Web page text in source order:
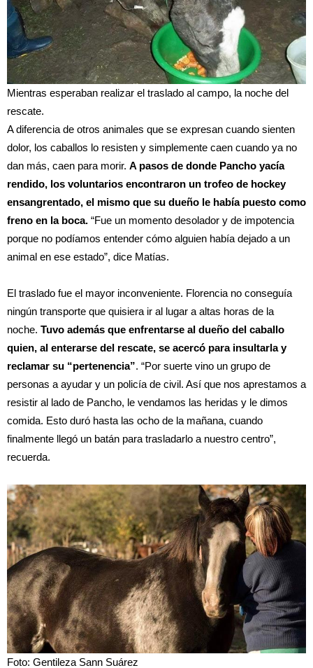
Mientras esperaban realizar el traslado al campo, la noche del
rescate.
A diferencia de otros animales que se expresan cuando sienten
dolor, los caballos lo resisten y simplemente caen cuando ya no
dan más, caen para morir. A pasos de donde Pancho yacía
rendido, los voluntarios encontraron un trofeo de hockey
ensangrentado, el mismo que su dueño le había puesto como
freno en la boca. “Fue un momento desolador y de impotencia
porque no podíamos entender cómo alguien había dejado a un
animal en ese estado”, dice Matías.
El traslado fue el mayor inconveniente. Florencia no conseguía
ningún transporte que quisiera ir al lugar a altas horas de la
noche. Tuvo además que enfrentarse al dueño del caballo
quien, al enterarse del rescate, se acercó para insultarla y
reclamar su “pertenencia”. “Por suerte vino un grupo de
personas a ayudar y un policía de civil. Así que nos aprestamos a
resistir al lado de Pancho, le vendamos las heridas y le dimos
comida. Esto duró hasta las ocho de la mañana, cuando
finalmente llegó un batán para trasladarlo a nuestro centro”,
recuerda.
Foto: Gentileza Sann Suárez